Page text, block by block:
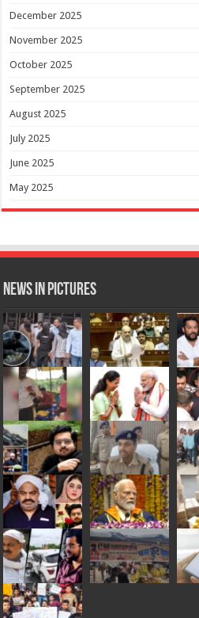
December 2025
November 2025
October 2025
September 2025
August 2025
July 2025
June 2025
May 2025
News in Pictures